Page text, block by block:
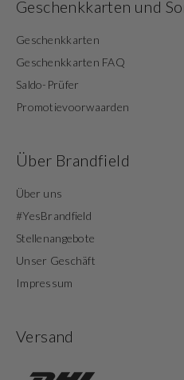
Geschenkkarten und
Geschenkkarten
Geschenkkarten FAQ
Saldo-Prüfer
Promotievoorwaarden
Über Brandfield
Über uns
#YesBrandfield
Stellenangebote
Unser Geschäft
Impressum
Versand